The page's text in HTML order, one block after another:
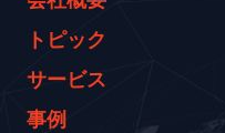
会社概要
代表のメッセージ
沿革
トピック
イベント & ウェビナー
資料室
サービス
AI CO-CREATION
事例